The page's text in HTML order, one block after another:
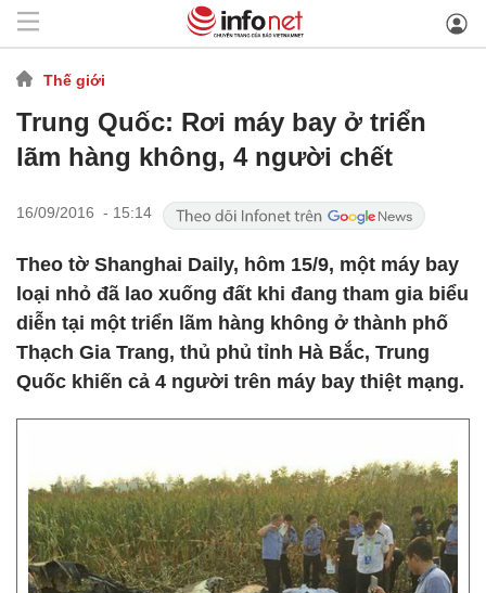
Thế giới
Trung Quốc: Rơi máy bay ở triển
lãm hàng không, 4 người chết
16/09/2016 - 15:14
Theo tờ Shanghai Daily, hôm 15/9, một máy bay
loại nhỏ đã lao xuống đất khi đang tham gia biểu
diễn tại một triển lãm hàng không ở thành phố
Thạch Gia Trang, thủ phủ tỉnh Hà Bắc, Trung
Quốc khiến cả 4 người trên máy bay thiệt mạng.